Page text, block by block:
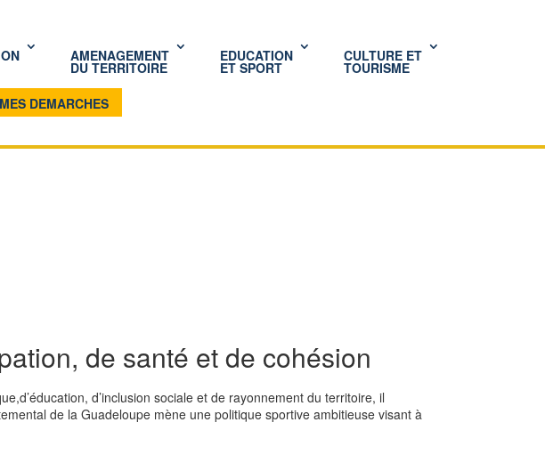
AMENAGEMENT
DU TERRITOIRE
EDUCATION
ET SPORT
CULTURE ET
TOURISME
MES DEMARCHES
de santé et de cohésion
d’inclusion sociale et de rayonnement du territoire, il
de la Guadeloupe mène une politique sportive ambitieuse visant à